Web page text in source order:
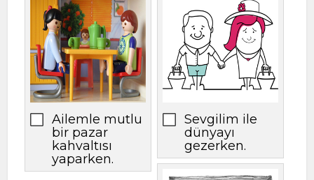
Ailemle mutlu
bir pazar
kahvaltısı
yaparken.
Sevgilim ile
dünyayı
gezerken.